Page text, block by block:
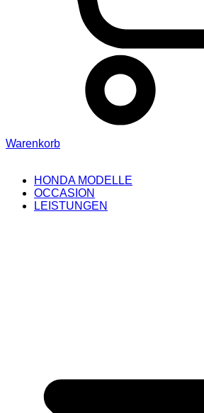
Warenkorb
HONDA MODELLE
OCCASION
LEISTUNGEN